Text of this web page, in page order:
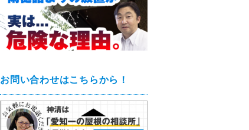
お問い合わせはこちらから！